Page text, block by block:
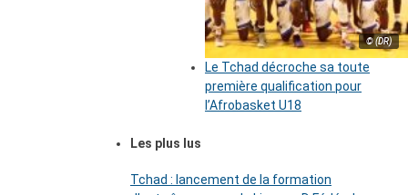
© (DR)
Le Tchad décroche sa toute
première qualification pour
l’Afrobasket U18
Les plus lus
Tchad : lancement de la formation